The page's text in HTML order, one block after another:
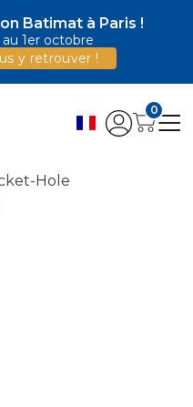
Batimat à Paris !
1er octobre
y retrouver !
0
Hole